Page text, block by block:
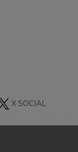
X SOCIAL